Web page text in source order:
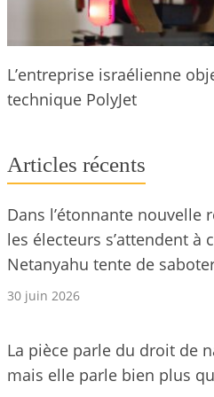
L’entreprise israélienne
technique PolyJet
Articles récents
Dans l’étonnante nouvelle
les électeurs s’attendent à
Netanyahu tente de
30 juin 2026
La pièce parle du droit de
mais elle parle bien plus